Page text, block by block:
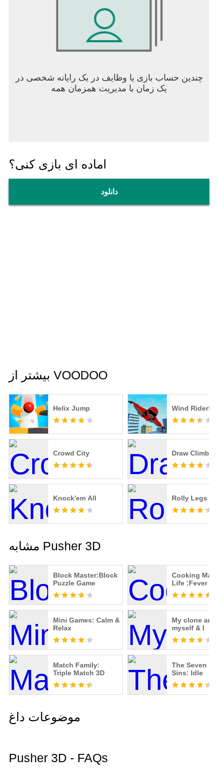
چندین حساب بازی یا وظایف در یک رایانه شخصی در
یک زمان با مدیریت همزمان همه
اماده ای بازی کنی؟
دانلود
بیشتر از VOODOO
Helix Jump Wind Rider!
Crowd City Draw Climber
Knock'em All Rolly Legs
مشابه Pusher 3D
Block Master:Block
Puzzle Game
Cooking
Life :Fever
Restaurant
Mini Games: Calm &
Relax
My clone
myself & I
Match Family:
Triple Match 3D
The Seven
Sins: Idle
موضوعات داغ
Pusher 3D - FAQs